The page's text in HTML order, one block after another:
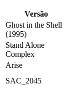
Versão
Ghost in the Shell
(1995)
Stand Alone
Complex
Arise
SAC_2045